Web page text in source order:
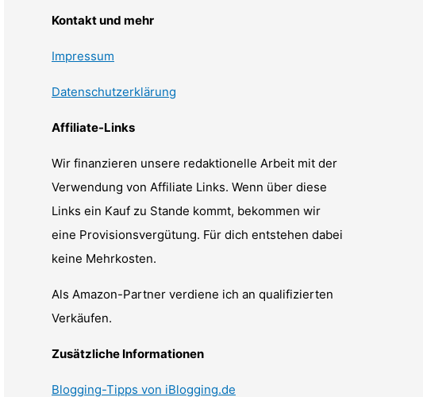
Kontakt und mehr
Impressum
Datenschutzerklärung
Affiliate-Links
Wir finanzieren unsere redaktionelle Arbeit mit der
Verwendung von Affiliate Links. Wenn über diese
Links ein Kauf zu Stande kommt, bekommen wir
eine Provisionsvergütung. Für dich entstehen dabei
keine Mehrkosten.
Als Amazon-Partner verdiene ich an qualifizierten
Verkäufen.
Zusätzliche Informationen
Blogging-Tipps von iBlogging.de